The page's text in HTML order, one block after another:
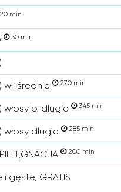
min
30 min
średnie 270 min
b. długie 345 min
długie 285 min
200 min
gęste, GRATIS